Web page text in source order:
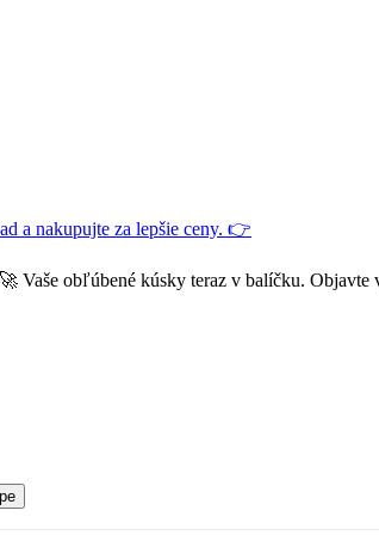
a nakupujte za lepšie ceny. 👉
🚀 Vaše obľúbené kúsky teraz v balíčku.